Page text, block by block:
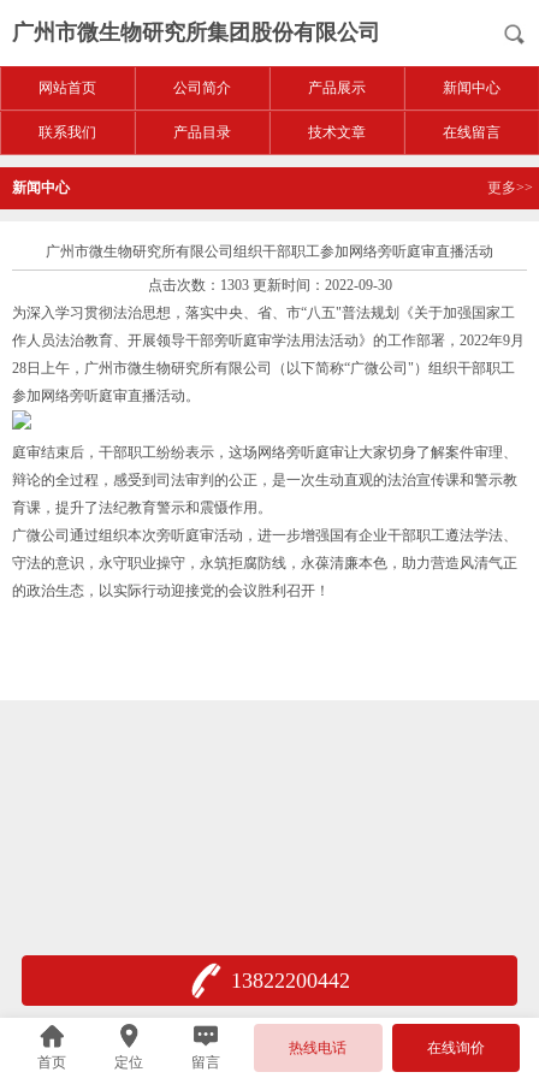
广州市微生物研究所集团股份有限公司
网站首页 公司简介 产品展示 新闻中心
联系我们 产品目录 技术文章 在线留言
新闻中心 更多>>
广州市微生物研究所有限公司组织干部职工参加网络旁听庭审直播活动
点击次数：1303 更新时间：2022-09-30
为深入学习贯彻法治思想，落实中央、省、市“八五"普法规划《关于加强国家工
作人员法治教育、开展领导干部旁听庭审学法用法活动》的工作部署，2022年9月
28日上午，广州市微生物研究所有限公司（以下简称“广微公司"）组织干部职工
参加网络旁听庭审直播活动。
庭审结束后，干部职工纷纷表示，这场网络旁听庭审让大家切身了解案件审理、
辩论的全过程，感受到司法审判的公正，是一次生动直观的法治宣传课和警示教
育课，提升了法纪教育警示和震慑作用。
广微公司通过组织本次旁听庭审活动，进一步增强国有企业干部职工遵法学法、
守法的意识，永守职业操守，永筑拒腐防线，永葆清廉本色，助力营造风清气正
的政治生态，以实际行动迎接党的会议胜利召开！
13822200442
首页 定位 留言
热线电话 在线询价